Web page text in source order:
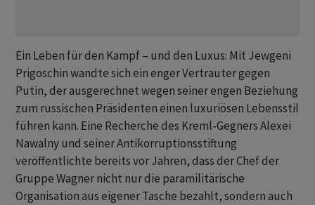
Ein Leben für den Kampf – und den Luxus: Mit Jewgeni
Prigoschin wandte sich ein enger Vertrauter gegen
Putin, der ausgerechnet wegen seiner engen Beziehung
zum russischen Präsidenten einen luxuriösen Lebensstil
führen kann. Eine Recherche des Kreml-Gegners Alexei
Nawalny und seiner Antikorruptionsstiftung
veröffentlichte bereits vor Jahren, dass der Chef der
Gruppe Wagner nicht nur die paramilitärische
Organisation aus eigener Tasche bezahlt, sondern auch